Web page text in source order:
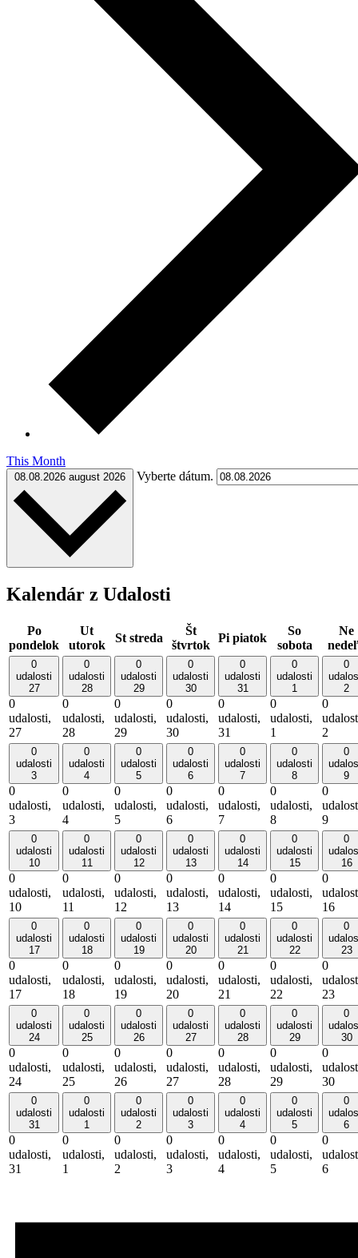
This Month
08.08.2026 august 2026 Vyberte dátum.
Kalendár z Udalosti
Po
pondelok
Ut
utorok
St streda
Št
štvrtok
Pi piatok
So
sobota
Ne
0
udalosti
27
0
udalosti,
27
0
udalosti
28
0
udalosti,
28
0
udalosti
29
0
udalosti,
29
0
udalosti
30
0
udalosti,
30
0
udalosti
31
0
udalosti,
31
0
udalosti
1
0
udalosti,
1
0
2
0
2
0
udalosti
3
0
udalosti,
3
0
udalosti
4
0
udalosti,
4
0
udalosti
5
0
udalosti,
5
0
udalosti
6
0
udalosti,
6
0
udalosti
7
0
udalosti,
7
0
udalosti
8
0
udalosti,
8
0
9
0
9
0
udalosti
10
0
udalosti,
10
0
udalosti
11
0
udalosti,
11
0
udalosti
12
0
udalosti,
12
0
udalosti
13
0
udalosti,
13
0
udalosti
14
0
udalosti,
14
0
udalosti
15
0
udalosti,
15
0
16
0
16
0
udalosti
17
0
udalosti,
17
0
udalosti
18
0
udalosti,
18
0
udalosti
19
0
udalosti,
19
0
udalosti
20
0
udalosti,
20
0
udalosti
21
0
udalosti,
21
0
udalosti
22
0
udalosti,
22
0
23
0
23
0
udalosti
24
0
udalosti,
24
0
udalosti
25
0
udalosti,
25
0
udalosti
26
0
udalosti,
26
0
udalosti
27
0
udalosti,
27
0
udalosti
28
0
udalosti,
28
0
udalosti
29
0
udalosti,
29
0
30
0
30
0
udalosti
31
0
udalosti,
31
0
udalosti
1
0
udalosti,
1
0
udalosti
2
0
udalosti,
2
0
udalosti
3
0
udalosti,
3
0
udalosti
4
0
udalosti,
4
0
udalosti
5
0
udalosti,
5
0
6
0
6